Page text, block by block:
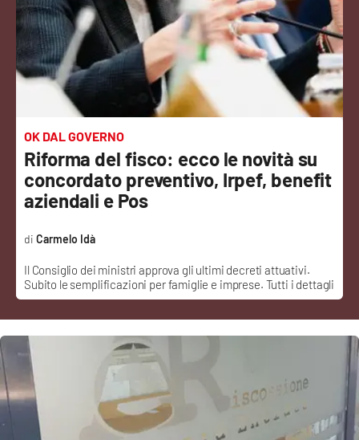
Sanità
Sport
Cultura
Podcast
Meteo
VIDEO
Cronaca
Cultura
Economia e Lavoro
OK DAL GOVERNO
Riforma del fisco: ecco le novità su
concordato preventivo, Irpef, benefit
aziendali e Pos
Il Consiglio dei ministri approva gli ultimi decreti attuativi.
Subito le semplificazioni per famiglie e imprese. Tutti i dettagli
Carmelo Idà